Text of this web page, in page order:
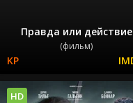
Правда или действие
(фильм)
HD